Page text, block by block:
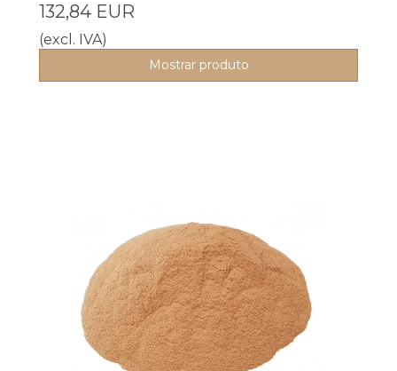
132,84 EUR
(excl. IVA)
Mostrar produto